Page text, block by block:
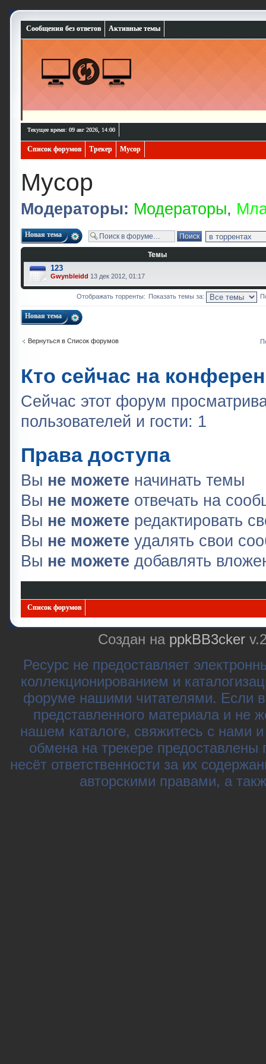
Сообщения без ответов Активные темы
Текущее время: 09 авг 2026, 14:00
Список форумов Трекер Мусор
Мусор
Модераторы: Модераторы,
Новая тема
Темы
123
Gwynbleidd 13 дек 2012, 01:17
Отображать торренты: Показать темы за:
Новая тема
Вернуться в Список форумов
Кто сейчас на
Сейчас этот форум
пользователей и гости: 1
Права доступа
Вы не можете начинать темы
Вы не можете отвечать на
Вы не можете редактировать
Вы не можете удалять свои
Вы не можете добавлять
Список форумов
Создан на ppkBB3cker
Ресурс не предоставляет
коллекционированием и
форуме нашими читателями. Если
представленного материала и не
нашем каталоге, свяжитесь с нами
обмена на трекере
несёт ответственности за их
авторскими правами, а